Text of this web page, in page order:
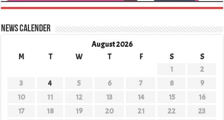
News Calender
August 2026
M
T W T F S
S
1
2
3
4 5 6 7 8
9
10
11 12 13 14 15
16
17
18 19 20 21 22
23